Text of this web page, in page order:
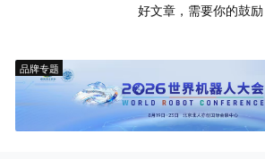
好文章，需要你的鼓励
品牌专题